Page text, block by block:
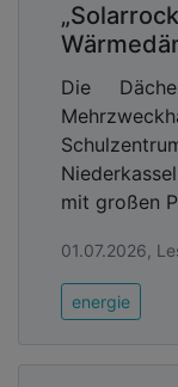
Die
mit großen
01.07.2026,
energie